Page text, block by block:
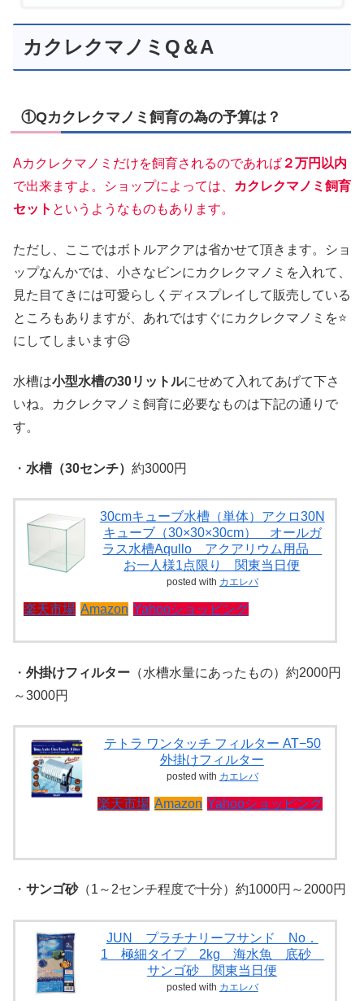
カクレクマノミQ＆A
①Qカクレクマノミ飼育の為の予算は？
Aカクレクマノミだけを飼育されるのであれば ２万円以内
で出来ますよ。ショップによっては、
カクレクマノミ飼育
セット というようなものもあります。
ただし、ここではボトルアクアは省かせて頂きます。ショ
ップなんかでは、小さなビンにカクレクマノミを入れて、
見た目てきには可愛らしくディスプレイして販売している
ところもありますが、あれではすぐにカクレクマノミを⭐
にしてしまいます😥
水槽は小型水槽の30リットルにせめて入れてあげて下さ
いね。カクレクマノミ飼育に必要なものは下記の通りで
す。
・ 水槽（30センチ） 約3000円
30cmキューブ水槽（単体）アクロ30N
キューブ（30×30×30cm） オールガ
ラス水槽Aqullo アクアリウム用品
お一人様1点限り 関東当日便
posted with カエレバ
楽天市場 Amazon Yahooショッピング
・ 外掛けフィルター （水槽水量にあったもの）約2000円
～3000円
テトラ ワンタッチ フィルター AT−50
外掛けフィルター
posted with カエレバ
楽天市場 Amazon Yahooショッピング
・ サンゴ砂（1～2センチ程度で十分）約1000円～2000円
JUN プラチナリーフサンド No．
1 極細タイプ 2kg 海水魚 底砂
サンゴ砂 関東当日便
posted with カエレバ